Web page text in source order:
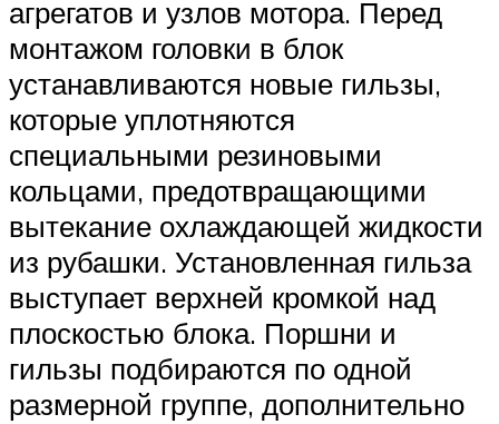
агрегатов и узлов мотора. Перед
монтажом головки в блок
устанавливаются новые гильзы,
которые уплотняются
специальными резиновыми
кольцами, предотвращающими
вытекание охлаждающей жидкости
из рубашки. Установленная гильза
выступает верхней кромкой над
плоскостью блока. Поршни и
гильзы подбираются по одной
размерной группе, дополнительно